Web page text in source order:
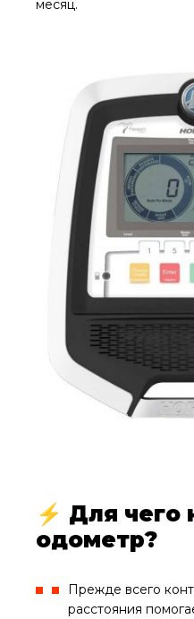
месяц.
⚡ Для чего
одометр?
Прежде всего
расстояния